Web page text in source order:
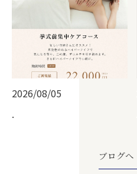
2026/08/05
.
ブログへ